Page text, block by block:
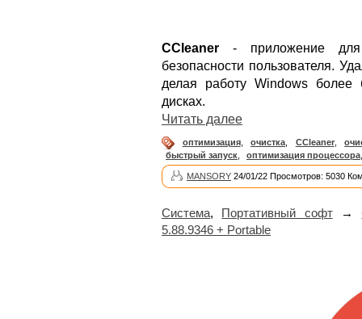
CCleaner - приложение для
безопасности пользователя.
делая работу Windows
дисках.
Читать далее
оптимизация, очистка CCleaner,
быстрый запуск
оптимизация процессора
MANSORY 24/01/22 Просмотров: 5030
Система, Портативный софт→
5.88.9346 + Portable